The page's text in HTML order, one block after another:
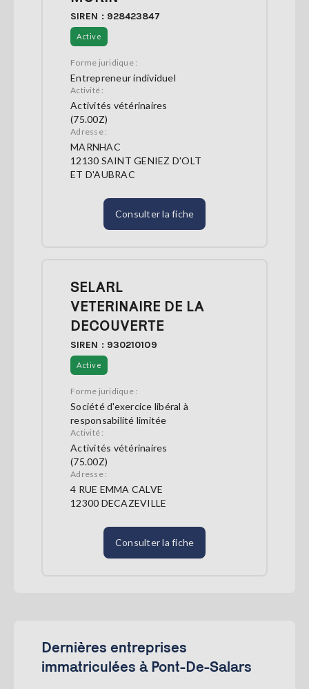
SIREN : 928423847
Active
Forme juridique :
Entrepreneur individuel
Activité :
Activités vétérinaires
(75.00Z)
Adresse :
MARNHAC
12130 SAINT GENIEZ D'OLT
ET D'AUBRAC
Consulter la fiche
SELARL
VETERINAIRE DE LA
DECOUVERTE
SIREN : 930210109
Active
Forme juridique :
Société d'exercice libéral à
responsabilité limitée
Activité :
Activités vétérinaires
(75.00Z)
Adresse :
4 RUE EMMA CALVE
12300 DECAZEVILLE
Consulter la fiche
Dernières entreprises
immatriculées à Pont-De-Salars